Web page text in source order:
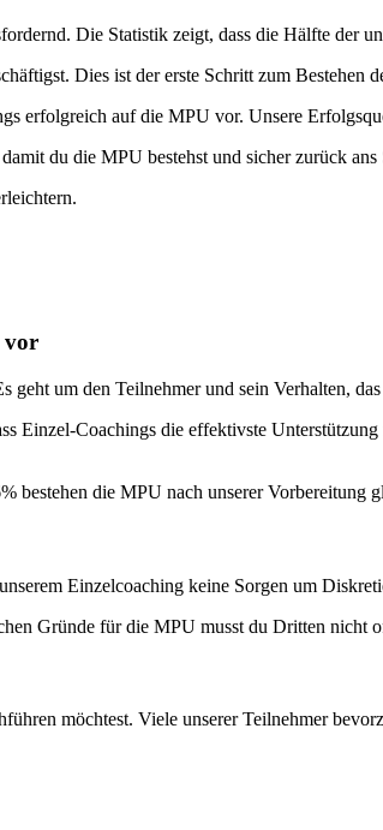
Die Statistik zeigt, dass die Hälfte der
Dies ist der erste Schritt zum Bestehen
erfolgreich auf die MPU vor. Unsere
du die MPU bestehst und sicher zurück ans
vor
um den Teilnehmer und sein Verhalten,
Einzel-Coachings die effektivste
bestehen die MPU nach unserer Vorbereitung
Einzelcoaching keine Sorgen um
Gründe für die MPU musst du Dritten nicht
möchtest. Viele unserer Teilnehmer